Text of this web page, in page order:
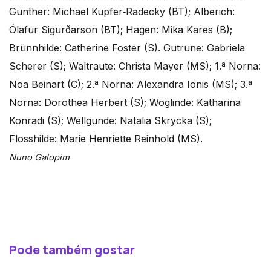
Gunther: Michael Kupfer‑Radecky (BT); Alberich:
Ólafur Sigurðarson (BT); Hagen: Mika Kares (B);
Brünnhilde: Catherine Foster (S). Gutrune: Gabriela
Scherer (S); Waltraute: Christa Mayer (MS); 1.ª Norna:
Noa Beinart (C); 2.ª Norna: Alexandra Ionis (MS); 3.ª
Norna: Dorothea Herbert (S); Woglinde: Katharina
Konradi (S); Wellgunde: Natalia Skrycka (S);
Flosshilde: Marie Henriette Reinhold (MS).
Nuno Galopim
Pode também gostar